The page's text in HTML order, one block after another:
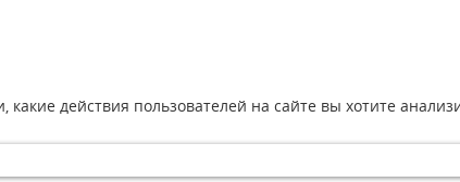
действия пользователей на сайте вы хотите